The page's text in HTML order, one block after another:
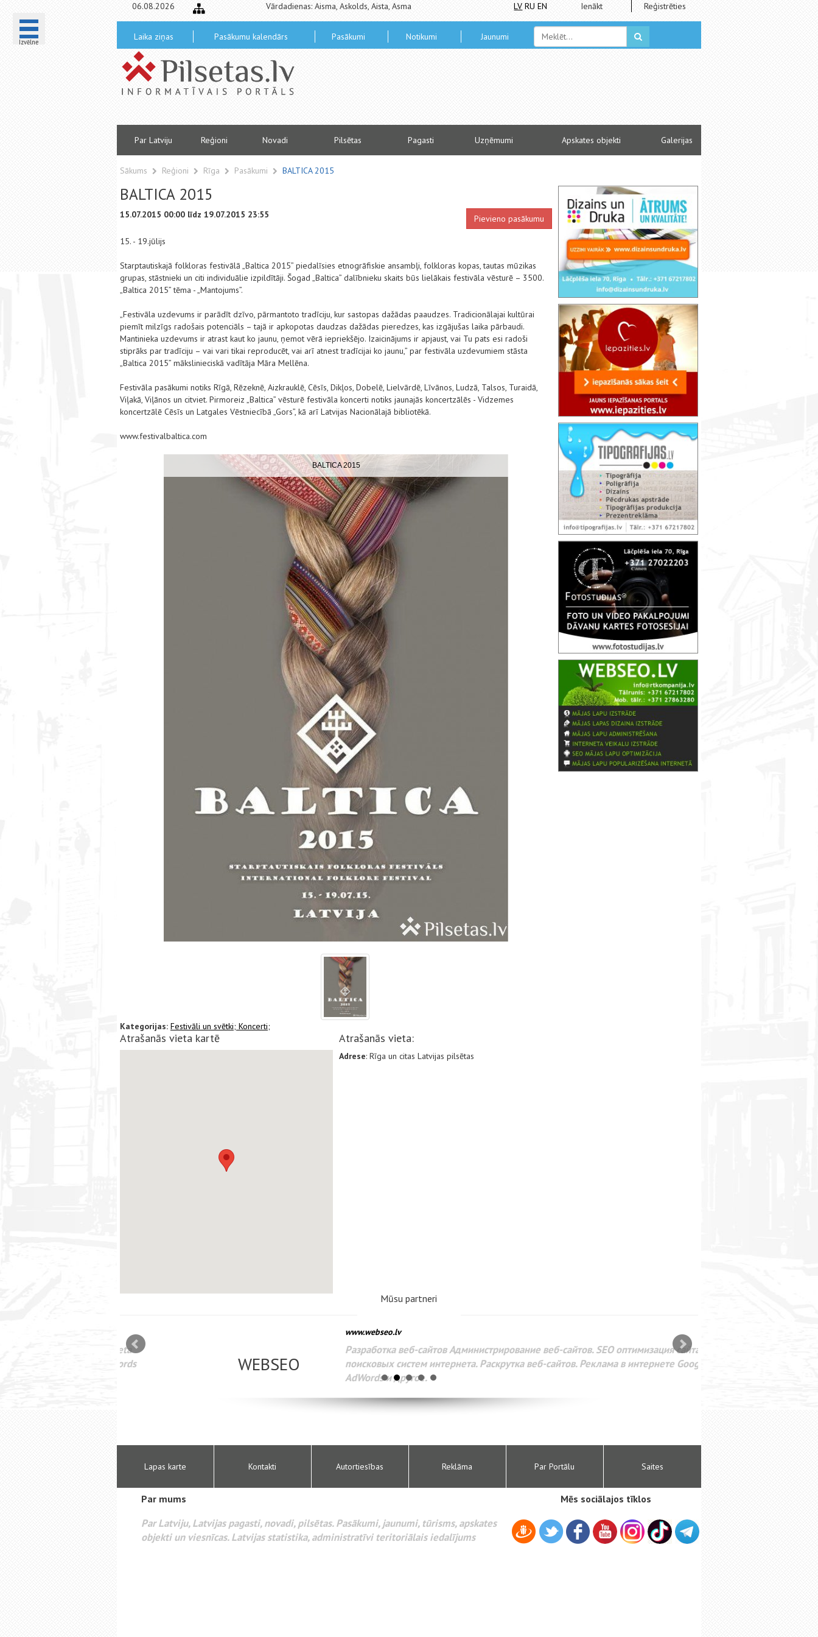
Izvēlne
06.08.2026 Vārdadienas: Aisma, Askolds, Aista, Asma LV RU EN Ienākt Reģistrēties
Laika ziņas Pasākumu kalendārs Pasākumi Notikumi Jaunumi
Par Latviju Reģioni Novadi Pilsētas Pagasti Uzņēmumi Apskates objekti Galerijas
Sākums Reģioni Rīga Pasākumi BALTICA 2015
BALTICA 2015
15.07.2015 00:00 līdz 19.07.2015 23:55 Pievieno pasākumu
15. - 19.jūlijs
Starptautiskajā folkloras festivālā „Baltica 2015” piedalīsies etnogrāfiskie ansambļi, folkloras kopas, tautas mūzikas
grupas, stāstnieki un citi individuālie izpildītāji. Šogad „Baltica” dalībnieku skaits būs lielākais festivāla vēsturē – 3500.
„Baltica 2015” tēma - „Mantojums”.
„Festivāla uzdevums ir parādīt dzīvo, pārmantoto tradīciju, kur sastopas dažādas paaudzes. Tradicionālajai kultūrai
piemīt milzīgs radošais potenciāls – tajā ir apkopotas daudzas dažādas pieredzes, kas izgājušas laika pārbaudi.
Mantinieka uzdevums ir atrast kaut ko jaunu, ņemot vērā iepriekšējo. Izaicinājums ir apjaust, vai Tu pats esi radoši
stiprāks par tradīciju – vai vari tikai reproducēt, vai arī atnest tradīcijai ko jaunu,” par festivāla uzdevumiem stāsta
„Baltica 2015” mākslinieciskā vadītāja Māra Mellēna.
Festivāla pasākumi notiks Rīgā, Rēzeknē, Aizkrauklē, Cēsīs, Dikļos, Dobelē, Lielvārdē, Līvānos, Ludzā, Talsos, Turaidā,
Viļakā, Viļānos un citviet. Pirmoreiz „Baltica” vēsturē festivāla koncerti notiks jaunajās koncertzālēs - Vidzemes
koncertzālē Cēsīs un Latgales Vēstniecībā „Gors”, kā arī Latvijas Nacionālajā bibliotēkā.
www.festivalbaltica.com
BALTICA 2015
Kategorijas: Festivāli un svētki; Koncerti;
Atrašanās vieta kartē Atrašanās vieta:
Adrese: Rīga un citas Latvijas pilsētas
Mūsu partneri
WEBSEO
www.webseo.lv
Разработка веб-сайтов Администрирование веб-сайтов. SEO оптимизация сайта для
поисковых систем интернета. Раскрутка веб-сайтов. Реклама в интернете Google
AdWords и другое.
Lapas karte Kontakti Autortiesības Reklāma Par Portālu Saites
Par mums
Par Latviju, Latvijas pagasti, novadi, pilsētas. Pasākumi, jaunumi, tūrisms, apskates
objekti un viesnīcas. Latvijas statistika, administratīvi teritoriālais iedalījums
Mēs sociālajos tīklos